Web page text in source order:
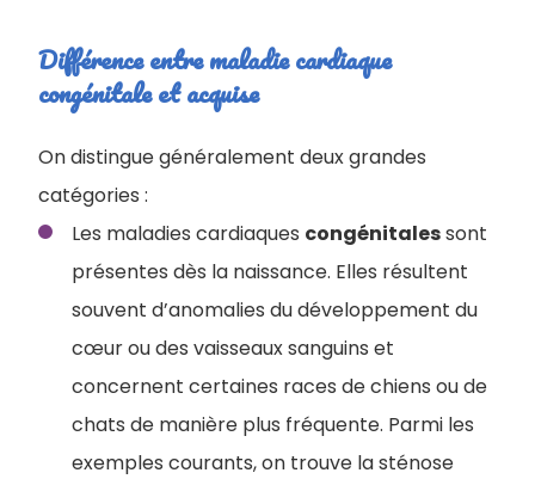
Différence entre maladie cardiaque
congénitale et acquise
​​On distingue généralement deux grandes
catégories :
Les maladies cardiaques congénitalessont
présentes dès la naissance. Elles résultent
souvent d’anomalies du développement du
cœur ou des vaisseaux sanguins et
concernent certaines races de chiens ou de
chats de manière plus fréquente. Parmi les
exemples courants, on trouve la sténose